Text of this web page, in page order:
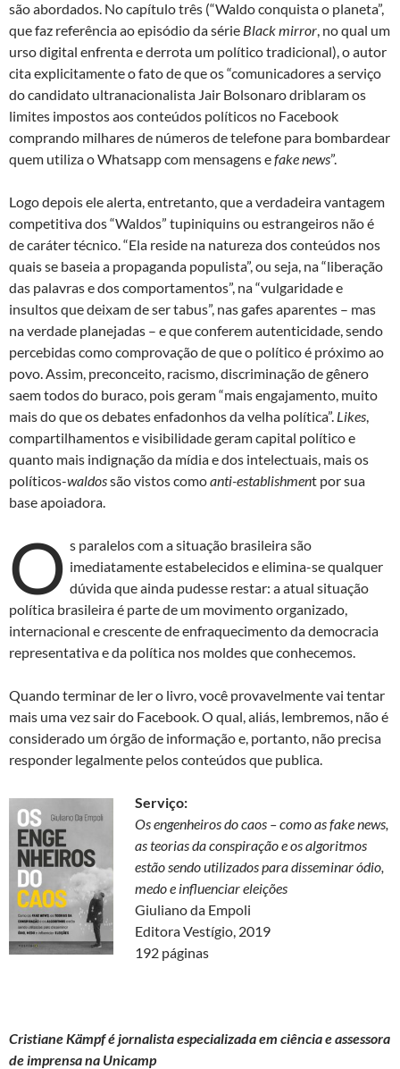
são abordados. No capítulo três (“Waldo conquista o planeta”,
que faz referência ao episódio da série Black mirror, no qual um
urso digital enfrenta e derrota um político tradicional), o autor
cita explicitamente o fato de que os “comunicadores a serviço
do candidato ultranacionalista Jair Bolsonaro driblaram os
limites impostos aos conteúdos políticos no Facebook
comprando milhares de números de telefone para bombardear
quem utiliza o Whatsapp com mensagens efake news”.
Logo depois ele alerta, entretanto, que a verdadeira vantagem
competitiva dos “Waldos” tupiniquins ou estrangeiros não é
de caráter técnico. “Ela reside na natureza dos conteúdos nos
quais se baseia a propaganda populista”, ou seja, na “liberação
das palavras e dos comportamentos”, na “vulgaridade e
insultos que deixam de ser tabus”, nas gafes aparentes – mas
na verdade planejadas – e que conferem autenticidade, sendo
percebidas como comprovação de que o político é próximo ao
povo. Assim, preconceito, racismo, discriminação de gênero
saem todos do buraco, pois geram “mais engajamento, muito
mais do que os debates enfadonhos da velha política”. Likes,
compartilhamentos e visibilidade geram capital político e
quanto mais indignação da mídia e dos intelectuais, mais os
políticos-waldossão vistos comoanti-establishment por sua
base apoiadora.
O s paralelos com a situação brasileira são
imediatamente estabelecidos e elimina-se qualquer
dúvida que ainda pudesse restar: a atual situação
política brasileira é parte de um movimento organizado,
internacional e crescente de enfraquecimento da democracia
representativa e da política nos moldes que conhecemos.
Quando terminar de ler o livro, você provavelmente vai tentar
mais uma vez sair do Facebook. O qual, aliás, lembremos, não é
considerado um órgão de informação e, portanto, não precisa
responder legalmente pelos conteúdos que publica.
Serviço:
Os engenheiros do caos – como as fake news,
as teorias da conspiração e os algoritmos
estão sendo utilizados para disseminar ódio,
medo e influenciar eleições
Giuliano da Empoli
Editora Vestígio, 2019
192 páginas
Cristiane Kämpfé jornalistaespecializada em ciência e assessora
de imprensa na Unicamp